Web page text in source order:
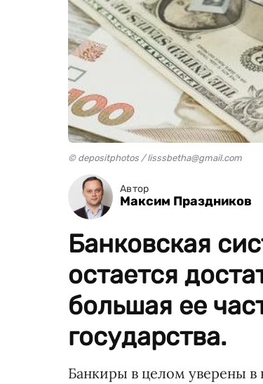
© depositphotos / lisssbetha@gmail.com
Автор
Максим Праздников
Банковская
остается
большая ее
государства.
Банкиры в целом уверены в